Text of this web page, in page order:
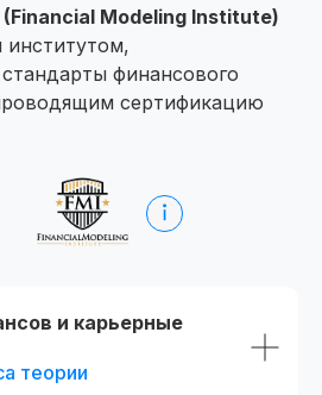
(Financial Modeling Institute)
финансового
сертификацию
и карьерные
теории